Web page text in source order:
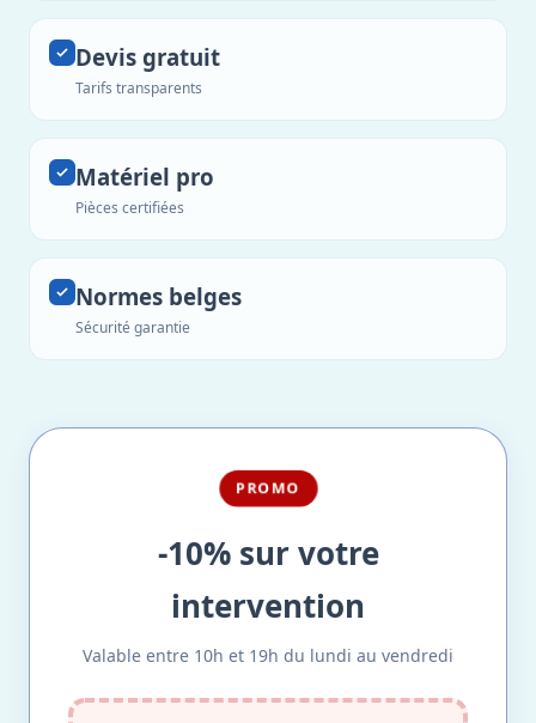
Devis gratuit
Tarifs transparents
Matériel pro
Pièces certifiées
Normes belges
Sécurité garantie
PROMO
-10% sur votre
intervention
Valable entre 10h et 19h du lundi au vendredi